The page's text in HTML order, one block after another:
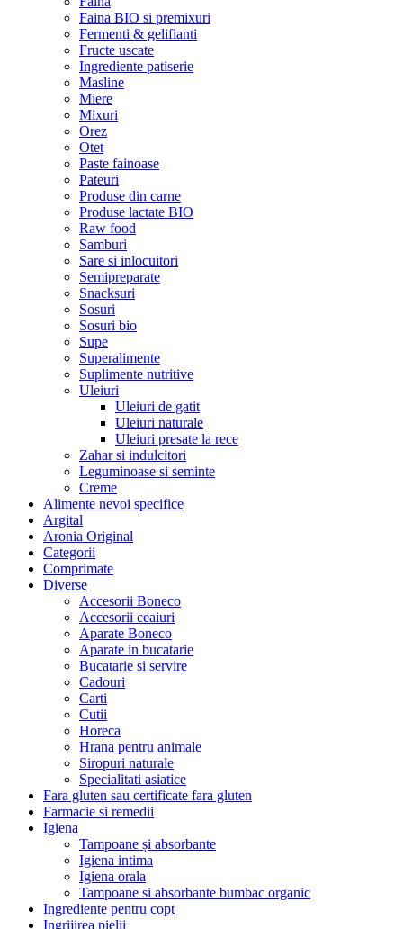
Faina BIO si premixuri
Fermenti & gelifianti
Fructe uscate
Ingrediente patiserie
Masline
Miere
Mixuri
Orez
Otet
Paste fainoase
Pateuri
Produse din carne
Produse lactate BIO
Raw food
Samburi
Sare si inlocuitori
Semipreparate
Snacksuri
Sosuri
Sosuri bio
Supe
Superalimente
Suplimente nutritive
Uleiuri
Uleiuri de gatit
Uleiuri naturale
Uleiuri presate la rece
Zahar si indulcitori
Leguminoase si seminte
Creme
Alimente nevoi specifice
Argital
Aronia Original
Categorii
Comprimate
Diverse
Accesorii Boneco
Accesorii ceaiuri
Aparate Boneco
Aparate in bucatarie
Bucatarie si servire
Cadouri
Carti
Cutii
Horeca
Hrana pentru animale
Siropuri naturale
Specialitati asiatice
Fara gluten sau certificate fara gluten
Farmacie si remedii
Igiena
Tampoane și absorbante
Igiena intima
Igiena orala
Tampoane si absorbante bumbac organic
Ingrediente pentru copt
Ingrijirea pielii